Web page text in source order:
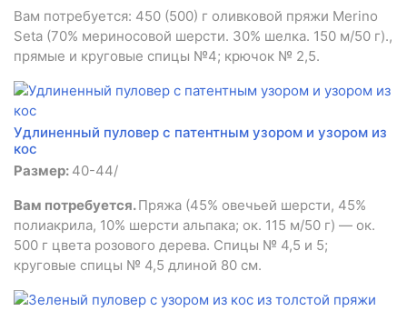
Вам потребуется: 450 (500) г оливковой пряжи Merino
Seta (70% мериносовой шерсти. 30% шелка. 150 м/50 г).,
прямые и круговые спицы №4; крючок № 2,5.
Удлиненный пуловер с патентным узором и узором из
кос
Размер: 40-44/
Вам потребуется.Пряжа (45% овечьей шерсти, 45%
полиакрила, 10% шерсти альпака; ок. 115 м/50 г) — ок.
500 г цвета розового дерева. Спицы № 4,5 и 5;
круговые спицы № 4,5 длиной 80 см.